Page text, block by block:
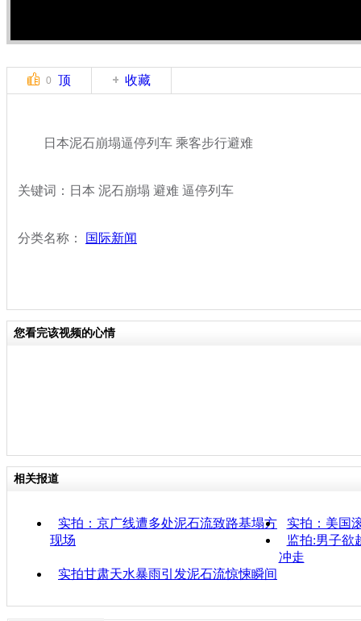
0 顶 收藏
日本泥石崩塌逼停列车 乘客步行避难
关键词：日本 泥石崩塌 避难 逼停列车
分类名称： 国际新闻
您看完该视频的心情
相关报道
实拍：京广线遭多处泥石流致路基塌方
现场
实拍：美国
监拍:男子欲
冲走
实拍甘肃天水暴雨引发泥石流惊悚瞬间